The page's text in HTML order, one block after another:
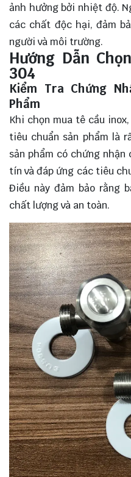
ảnh hưởng bởi nhiệt độ.
các chất độc hại, đảm
người và môi trường.
Hướng Dẫn
304
Kiểm Tra Chứng
Phẩm
Khi chọn mua tê cầu
tiêu chuẩn sản phẩm là
sản phẩm có chứng
tín và đáp ứng các tiêu
Điều này đảm bảo rằng
chất lượng và an toàn.